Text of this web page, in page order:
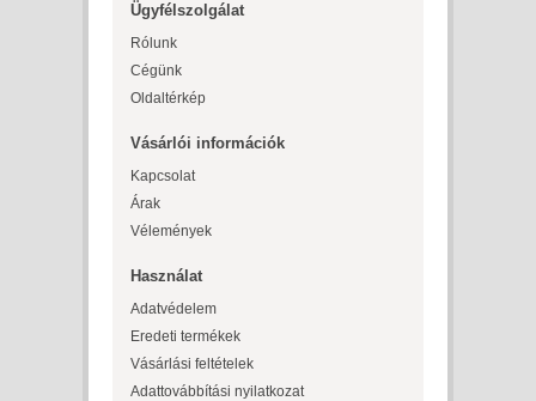
Ügyfélszolgálat
Rólunk
Cégünk
Oldaltérkép
Vásárlói információk
Kapcsolat
Árak
Vélemények
Használat
Adatvédelem
Eredeti termékek
Vásárlási feltételek
Adattovábbítási nyilatkozat